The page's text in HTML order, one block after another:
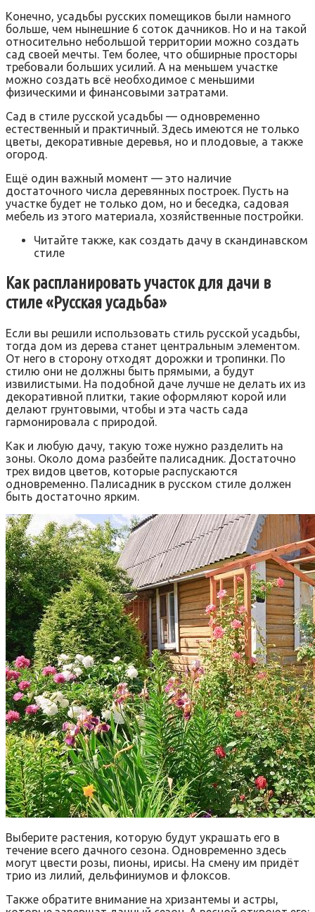
Конечно, усадьбы русских помещиков были намного
больше, чем нынешние 6 соток дачников. Но и на такой
относительно небольшой территории можно создать
сад своей мечты. Тем более, что обширные просторы
требовали больших усилий. А на меньшем участке
можно создать всё необходимое с меньшими
физическими и финансовыми затратами.
Сад в стиле русской усадьбы — одновременно
естественный и практичный. Здесь имеются не только
цветы, декоративные деревья, но и плодовые, а также
огород.
Ещё один важный момент — это наличие
достаточного числа деревянных построек. Пусть на
участке будет не только дом, но и беседка, садовая
мебель из этого материала, хозяйственные постройки.
Читайте также, как создать дачу в скандинавском
стиле
Как распланировать участок для дачи в
стиле «Русская усадьба»
Если вы решили использовать стиль русской усадьбы,
тогда дом из дерева станет центральным элементом.
От него в сторону отходят дорожки и тропинки. По
стилю они не должны быть прямыми, а будут
извилистыми. На подобной даче лучше не делать их из
декоративной плитки, такие оформляют корой или
делают грунтовыми, чтобы и эта часть сада
гармонировала с природой.
Как и любую дачу, такую тоже нужно разделить на
зоны. Около дома разбейте палисадник. Достаточно
трех видов цветов, которые распускаются
одновременно. Палисадник в русском стиле должен
быть достаточно ярким.
Выберите растения, которую будут украшать его в
течение всего дачного сезона. Одновременно здесь
могут цвести розы, пионы, ирисы. На смену им придёт
трио из лилий, дельфиниумов и флоксов.
Также обратите внимание на хризантемы и астры,